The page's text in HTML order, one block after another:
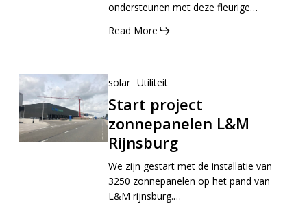
ondersteunen met deze fleurige…
Read More
solar Utiliteit
Start project
zonnepanelen L&M
Rijnsburg
We zijn gestart met de installatie van
3250 zonnepanelen op het pand van
L&M rijnsburg.…